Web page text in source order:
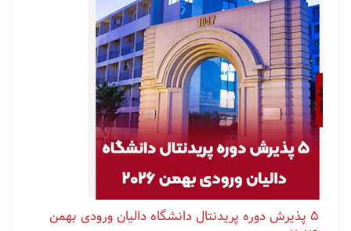
۵ پذیرش دوره پریدنتال دانشگاه دالیان ورودی بهمن